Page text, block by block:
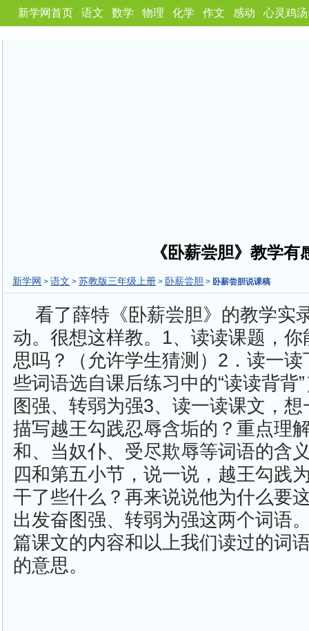
新学网首页 语文 数学 物理 化学 作文 感动 心灵鸡汤
《卧薪尝胆》教学有
新学网 >语文 > 苏教版三年级上册 > 卧薪尝胆 > 卧薪尝胆说课稿
看了薛特《卧薪尝胆》的教学实
动。很想这样教。1、读读课题，
思吗？（允许学生猜测）2．读一
些词语选自课后练习中的“读读背背
图强、转弱为强3、读一读课文，
描写越王勾践忍辱含垢的？重点理
和、当奴仆、受尽欺辱等词语的含
四和第五小节，说一说，越王勾践
干了些什么？再来说说他为什么要
出发奋图强、转弱为强这两个词语
篇课文的内容和以上我们读过的词
的意思。